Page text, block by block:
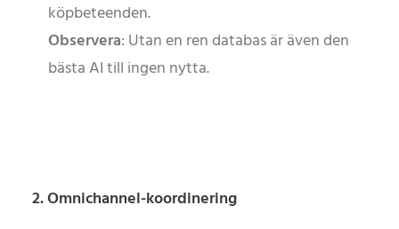
köpbeteenden.
Observera: Utan en ren databas är även den
bästa AI till ingen nytta.
2. Omnichannel-koordinering